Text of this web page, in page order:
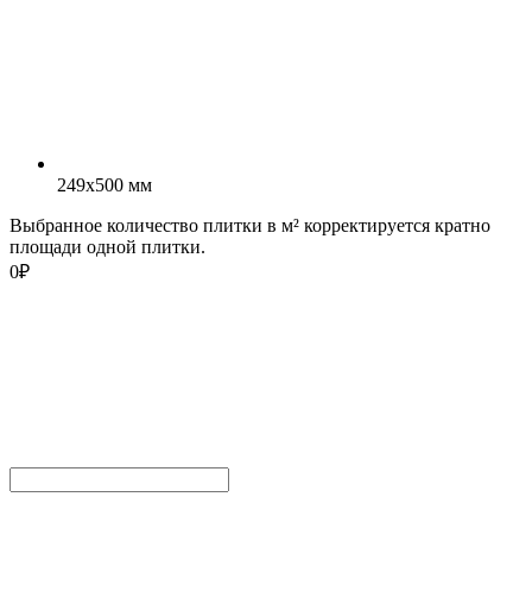
249x500 мм
Выбранное количество плитки в м² корректируется кратно
площади одной плитки.
0₽